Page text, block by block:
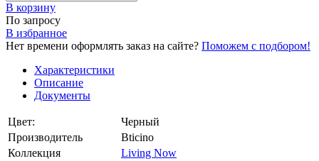
В корзинy
По запросу
В избранное
Нет времени оформлять заказ на сайте? Поможем с подбором!
Характеристики
Описание
Документы
Цвет:
Черный
Производитель
Bticino
Коллекция
Living Now